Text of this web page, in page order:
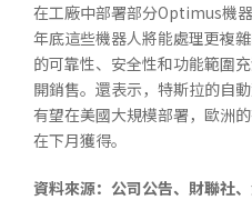
在工廠中部署部分Optimus機
年底這些機器人將能處理更複
的可靠性、安全性和功能範圍
開銷售。還表示，特斯拉的自
有望在美國大規模部署，歐洲
在下月獲得。
資料來源：公司公告、財聯社